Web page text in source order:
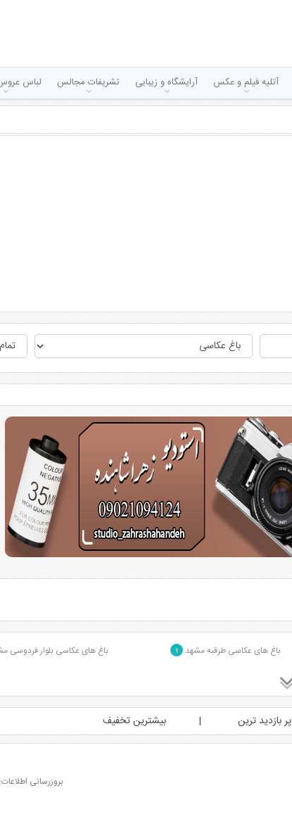
آتلیه فیلم و عکس آرایشگاه و زیبایی تشریفات مجالس لباس
باغ های عکاسی طرقبه مشهد ۱ باغ های عکاسی بلوار فردوسی
پر بازدید ترین بیشترین تخفیف
بروزرسانی اطلاعات: 21 بهمن 1404